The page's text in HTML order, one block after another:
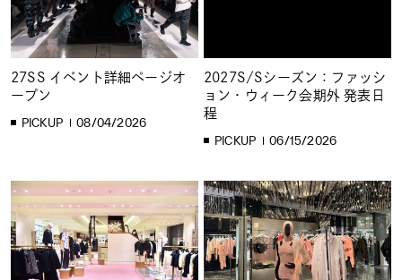
27SS イベント詳細ページオ
ープン
PICKUP 08/04/2026
2027S/Sシーズン：ファッシ
ョン・ウィーク会期外 発表日
程
PICKUP 06/15/2026